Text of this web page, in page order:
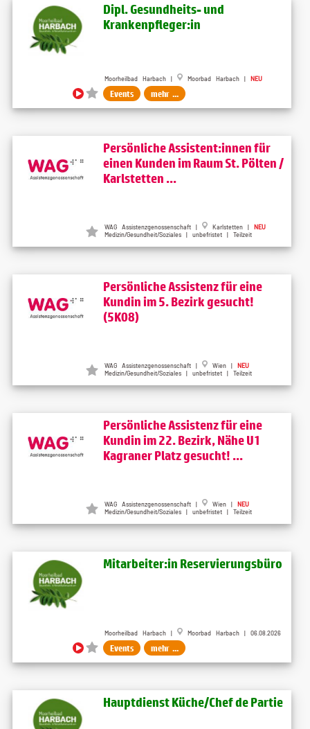
Dipl. Gesundheits- und
Krankenpfleger:in
Moorheilbad Harbach | Moorbad Harbach | NEU
Events mehr ...
Persönliche Assistent:innen für
einen Kunden im Raum St. Pölten /
Karlstetten ...
WAG Assistenzgenossenschaft | Karlstetten | NEU
Medizin/Gesundheit/Soziales | unbefristet | Teilzeit
Persönliche Assistenz für eine
Kundin im 5. Bezirk gesucht!
(5K08)
WAG Assistenzgenossenschaft | Wien | NEU
Medizin/Gesundheit/Soziales | unbefristet | Teilzeit
Persönliche Assistenz für eine
Kundin im 22. Bezirk, Nähe U1
Kagraner Platz gesucht! ...
WAG Assistenzgenossenschaft | Wien | NEU
Medizin/Gesundheit/Soziales | unbefristet | Teilzeit
Mitarbeiter:in Reservierungsbüro
Moorheilbad Harbach | Moorbad Harbach | 06.08.2026
Events mehr ...
Hauptdienst Küche/Chef de Partie